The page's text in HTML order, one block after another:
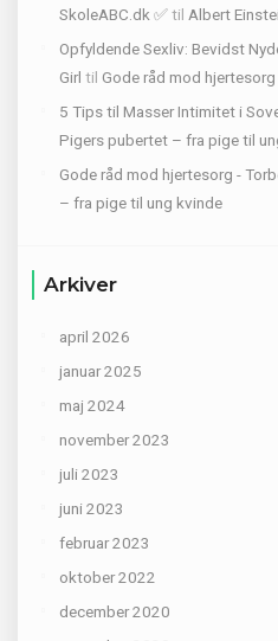
SkoleABC.dk ✅til Albert
Opfyldende Sexliv: Bevidst
Girl til Gode råd mod hjertesorg
5 Tips til Masser Intimitet i
Pigers pubertet – fra pige til
Gode råd mod hjertesorg -
– fra pige til ung kvinde
Arkiver
april 2026
januar 2025
maj 2024
november 2023
juli 2023
juni 2023
februar 2023
oktober 2022
december 2020